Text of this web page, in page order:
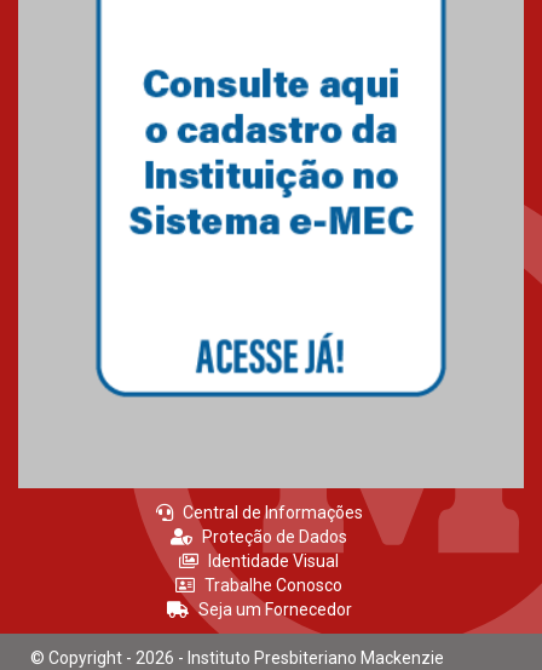
Central de Informações
Proteção de Dados
Identidade Visual
Trabalhe Conosco
Seja um Fornecedor
© Copyright - 2026 - Instituto Presbiteriano Mackenzie